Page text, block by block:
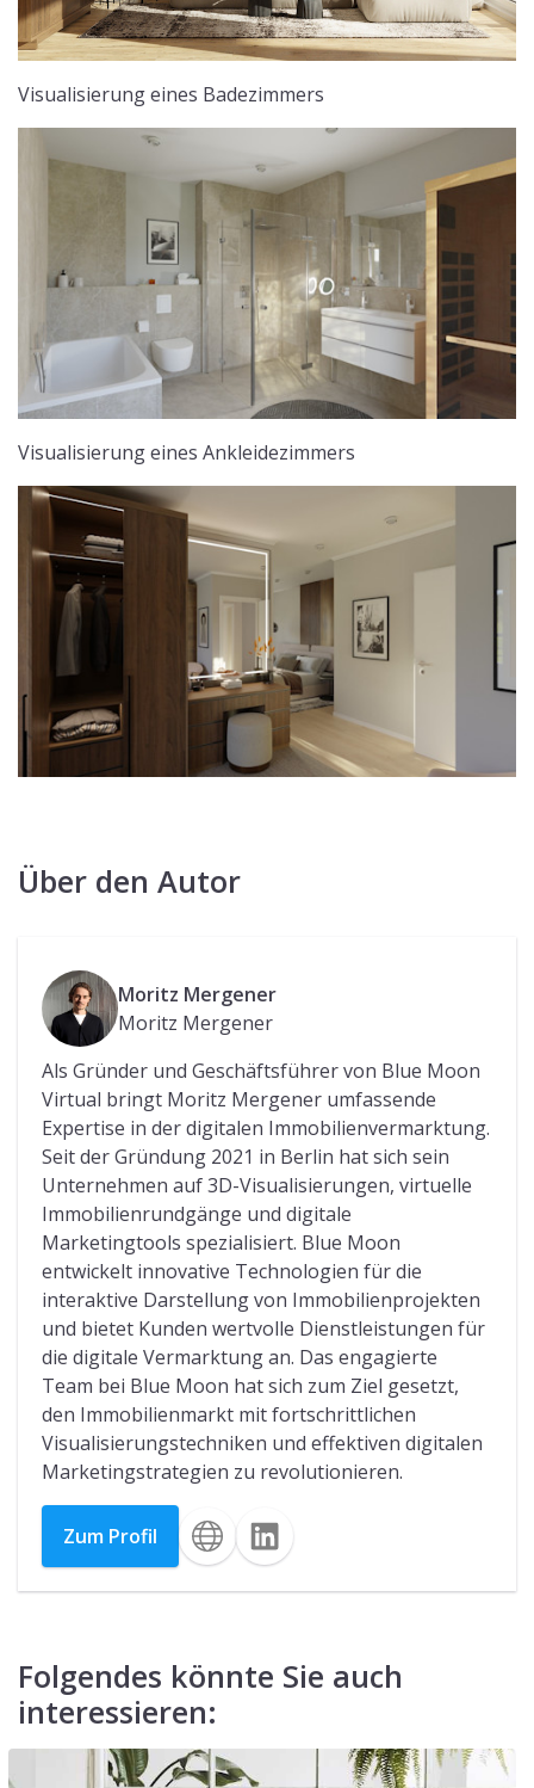
Visualisierung eines Badezimmers
Visualisierung eines Ankleidezimmers
Über den Autor
Moritz Mergener
Moritz Mergener
Als Gründer und Geschäftsführer von Blue Moon
Virtual bringt Moritz Mergener umfassende
Expertise in der digitalen Immobilienvermarktung.
Seit der Gründung 2021 in Berlin hat sich sein
Unternehmen auf 3D-Visualisierungen, virtuelle
Immobilienrundgänge und digitale
Marketingtools spezialisiert. Blue Moon
entwickelt innovative Technologien für die
interaktive Darstellung von Immobilienprojekten
und bietet Kunden wertvolle Dienstleistungen für
die digitale Vermarktung an. Das engagierte
Team bei Blue Moon hat sich zum Ziel gesetzt,
den Immobilienmarkt mit fortschrittlichen
Visualisierungstechniken und effektiven digitalen
Marketingstrategien zu revolutionieren.
Zum Profil
Folgendes könnte Sie auch
interessieren: